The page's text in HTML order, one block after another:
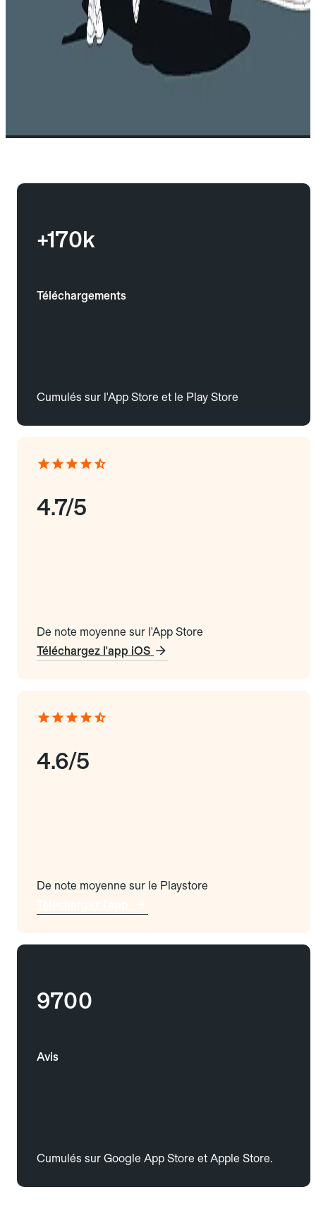
+170k
Téléchargements
Cumulés sur l'App Store et le Play Store
4.7/5
De note moyenne sur l'App Store
Téléchargez l'app iOS
4.6/5
De note moyenne sur le Playstore
9700
Avis
Cumulés sur Google App Store et Apple Store.